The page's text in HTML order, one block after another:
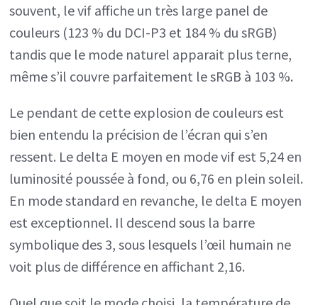
souvent, le vif affiche un très large panel de
couleurs (123 % du DCI-P3 et 184 % du sRGB)
tandis que le mode naturel apparait plus terne,
même s’il couvre parfaitement le sRGB à 103 %.
Le pendant de cette explosion de couleurs est
bien entendu la précision de l’écran qui s’en
ressent. Le delta E moyen en mode vif est 5,24 en
luminosité poussée à fond, ou 6,76 en plein soleil.
En mode standard en revanche, le delta E moyen
est exceptionnel. Il descend sous la barre
symbolique des 3, sous lesquels l’œil humain ne
voit plus de différence en affichant 2,16.